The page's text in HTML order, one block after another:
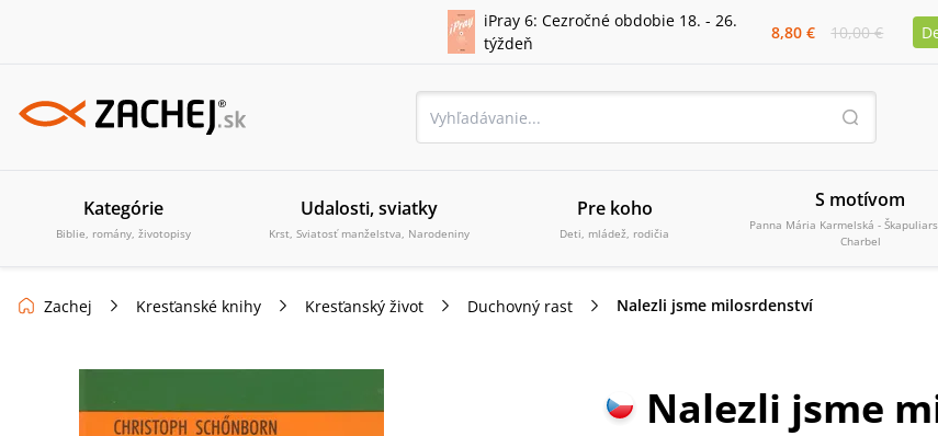
iPray 6: Cezročné obdobie 18. - 26.
týždeň
8,80 € 10,00 €
Kategórie
Biblie, romány, životopisy
Udalosti, sviatky
Krst, Sviatosť manželstva, Narodeniny
Pre koho
Deti, mládež, rodičia
S motívom
Panna Mária Karmelská -
Charbel
Zachej Kresťanské knihy Kresťanský život Duchovný rast Nalezli jsme milosrdenství
Nalezli jsme